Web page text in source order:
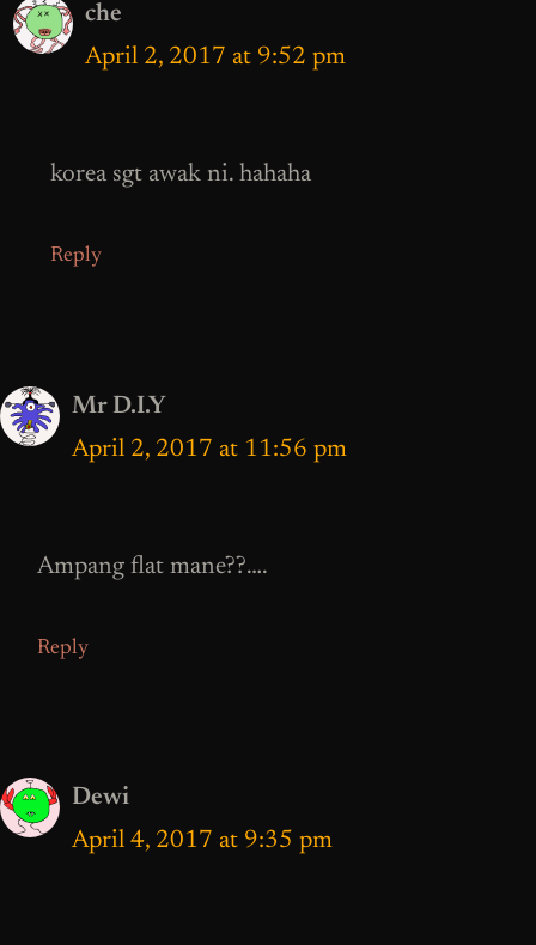
che
April 2, 2017 at 9:52 pm
korea sgt awak ni. hahaha
Reply
Mr D.I.Y
April 2, 2017 at 11:56 pm
Ampang flat mane??….
Reply
Dewi
April 4, 2017 at 9:35 pm